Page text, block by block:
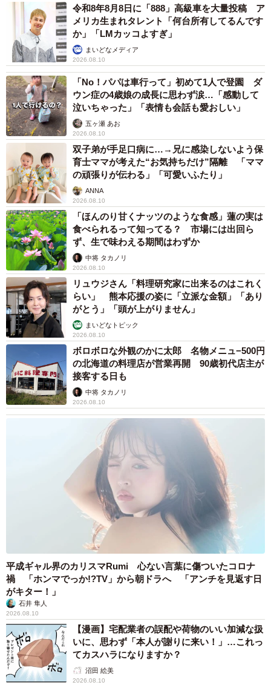
令和8年8月8日に「888」高級車を大量投稿 ア
メリカ生まれタレント「何台所有してるんです
か」「LMカッコよすぎ」
まいどなメディア
2026.08.10
「No！パパは車行って」初めて1人で登園 ダ
ウン症の4歳娘の成長に思わず涙…「感動して
泣いちゃった」「表情も会話も愛おしい」
五ヶ瀬 あお
2026.08.10
双子弟が手足口病に…→兄に感染しないよう保
育士ママが考えた“お気持ちだけ”隔離 「ママ
の頑張りが伝わる」「可愛いふたり」
ANNA
2026.08.10
「ほんのり甘くナッツのような食感」蓮の実は
食べられるって知ってる？ 市場には出回ら
ず、生で味わえる期間はわずか
中将 タカノリ
2026.08.10
リュウジさん「料理研究家に出来るのはこれく
らい」 熊本応援の姿に「立派な金額」「あり
がとう」「頭が上がりません」
まいどなトピック
2026.08.10
ボロボロな外観のかに太郎 名物メニュ−500円
の北海道の料理店が営業再開 90歳初代店主が
接客する日も
中将 タカノリ
2026.08.10
平成ギャル界のカリスマRumi 心ない言葉に傷ついたコロナ
禍 「ホンマでっか!?TV」から朝ドラへ 「アンチを見返す日
がキター！」
石井 隼人
2026.08.10
【漫画】宅配業者の誤配や荷物のいい加減な扱
いに、思わず「本人が謝りに来い！」…これっ
てカスハラになりますか？
沼田 絵美
2026.08.10